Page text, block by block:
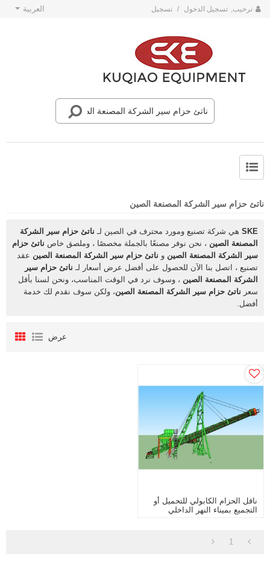
ترحيب, تسجيل الدخول / تسجيل العربية
ناتئ حزام سير الشركة المصنعة الصين
SKE هي شركة تصنيع ومورد محترف في الصين لـ ناتئ حزام سير الشركة
المصنعة الصين ، نحن نوفر مصنعًا بالجملة مخصصًا ، وملصق خاص ناتئ حزام
سير الشركة المصنعة الصين و ناتئ حزام سير الشركة المصنعة الصين عقد
تصنيع ، اتصل بنا الآن للحصول على أفضل عرض أسعار لـ ناتئ حزام سير
الشركة المصنعة الصين ، وسوف نرد في الوقت المناسب، ونحن لسنا بأقل
سعر ناتئ حزام سير الشركة المصنعة الصين، ولكن سوف نقدم لك خدمة
أفضل.
عرض
ناقل الحزام الكابولي للتحميل أو
التجميع بميناء النهر الداخلي
1